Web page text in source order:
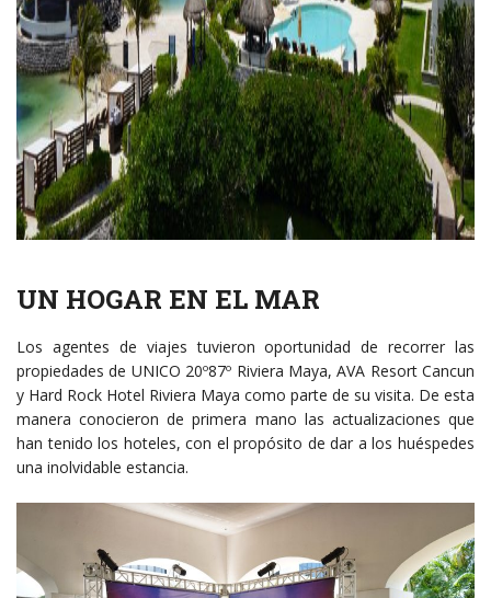
UN HOGAR EN EL MAR
Los agentes de viajes tuvieron oportunidad de recorrer las
propiedades de UNICO 20º87º Riviera Maya, AVA Resort Cancun
y Hard Rock Hotel Riviera Maya como parte de su visita. De esta
manera conocieron de primera mano las actualizaciones que
han tenido los hoteles, con el propósito de dar a los huéspedes
una inolvidable estancia.